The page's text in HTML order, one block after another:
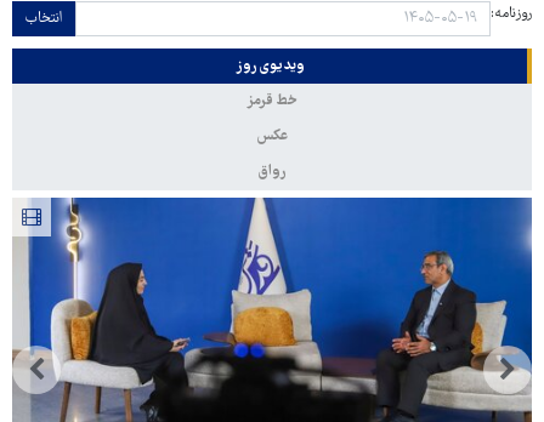
روزنامه: انتخاب
ویدیوی روز
خط قرمز
عکس
رواق